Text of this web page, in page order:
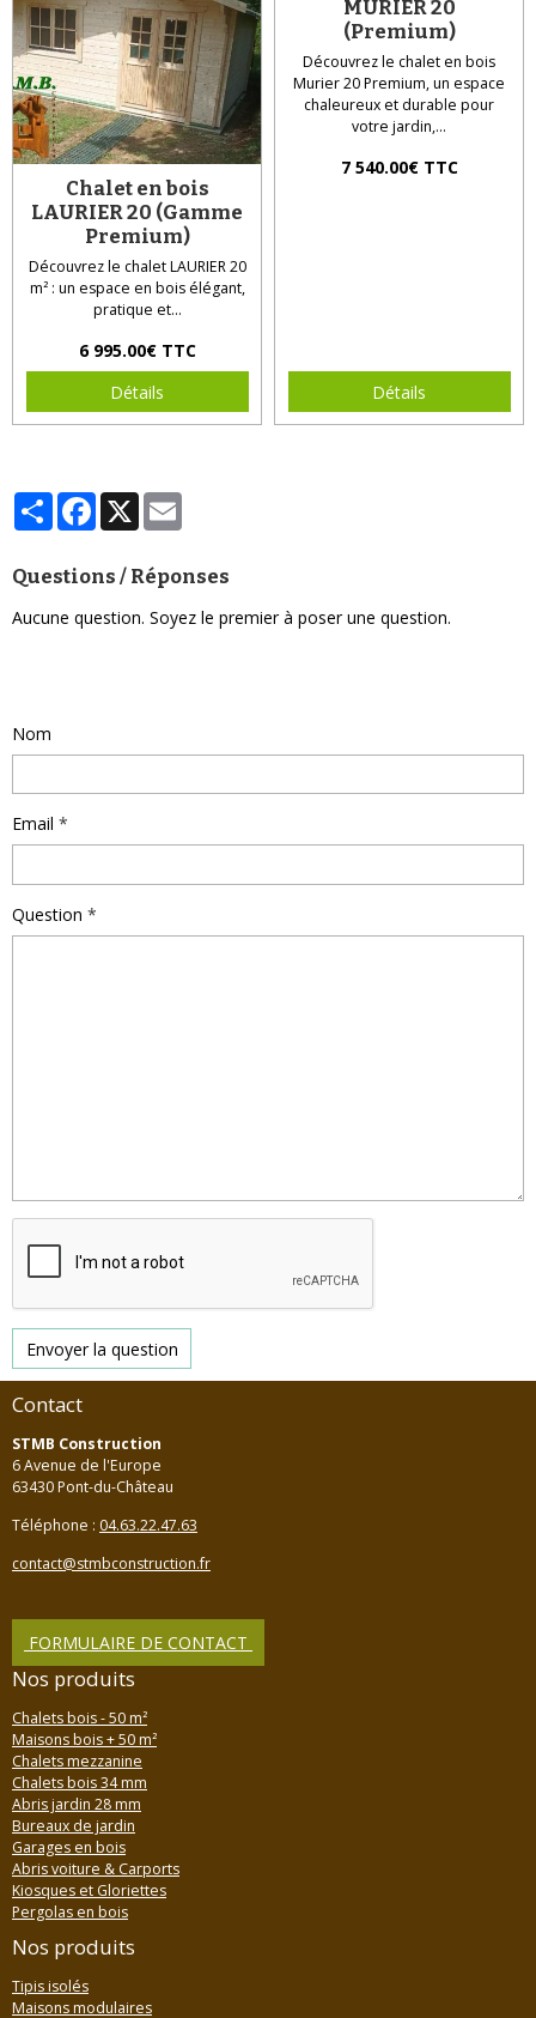
Chalet en bois
LAURIER 20 (Gamme
Premium)
Découvrez le chalet LAURIER 20
m² : un espace en bois élégant,
pratique et...
6 995.00€ TTC
Détails
MURIER 20
(Premium)
Découvrez le chalet en bois
Murier 20 Premium, un espace
chaleureux et durable pour
votre jardin,...
7 540.00€ TTC
Détails
PartagerFacebook
X
Questions / Réponses
Aucune question. Soyez le premier à poser une question.
Nom
Email
Question
Envoyer la question
Contact
STMB Construction
6 Avenue de l'Europe
63430 Pont-du-Château
Téléphone : 04.63.22.47.63
contact@stmbconstruction.fr
FORMULAIRE DE CONTACT
Nos produits
Chalets bois - 50 m²
Maisons bois + 50 m²
Chalets mezzanine
Chalets bois 34 mm
Abris jardin 28 mm
Bureaux de jardin
Garages en bois
Abris voiture & Carports
Kiosques et Gloriettes
Pergolas en bois
Nos produits
Tipis isolés
Maisons modulaires